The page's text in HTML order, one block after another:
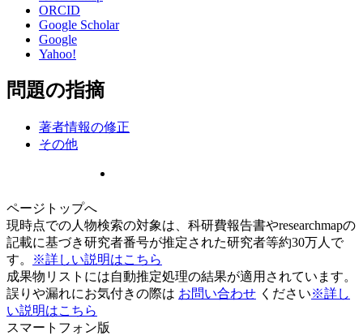
ORCID
Google Scholar
Google
Yahoo!
問題の指摘
著者情報の修正
その他
ページトップへ
現時点での人物検索の対象は、科研費報告書やresearchmapの
記載に基づき研究者番号が推定された研究者等約30万人で
す。
※詳しい説明はこちら
成果物リストには自動推定処理の結果が適用されています。
誤りや漏れにお気付きの際は お問い合わせ ください※詳し
い説明はこちら
スマートフォン版